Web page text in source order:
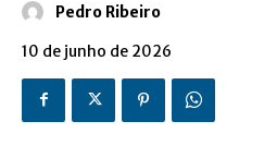
Pedro Ribeiro
10 de junho de 2026